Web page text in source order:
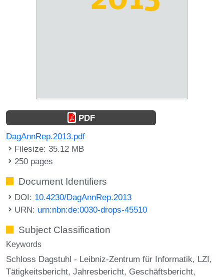
PDF
DagAnnRep.2013.pdf
Filesize: 35.12 MB
250 pages
Document Identifiers
DOI: 10.4230/DagAnnRep.2013
URN: urn:nbn:de:0030-drops-45510
Subject Classification
Keywords
Schloss Dagstuhl - Leibniz-Zentrum für Informatik LZI
Tätigkeitsbericht Jahresbericht Geschäftsbericht